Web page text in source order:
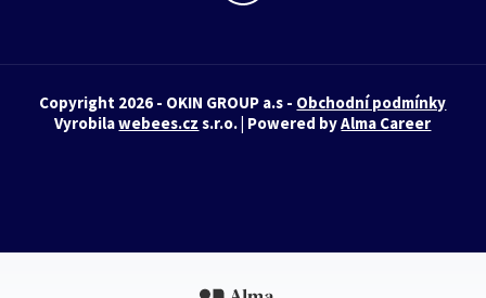
Copyright 2026 - OKIN GROUP a.s - Obchodní podmínky
Vyrobilawebees.cz s.r.o. | Powered byAlma Career